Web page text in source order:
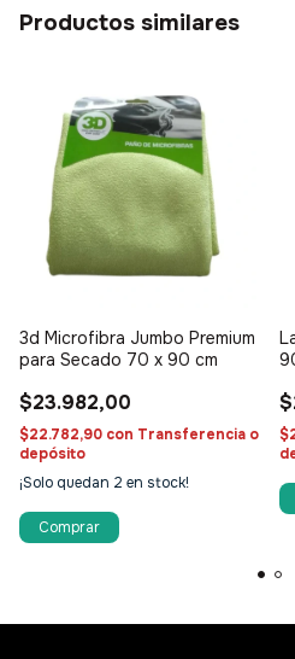
Productos similares
3d Microfibra Jumbo Premium
para Secado 70 x 90 cm
$23.982,00
$22.782,90 con Transferencia o
depósito
¡Solo quedan 2 en stock!